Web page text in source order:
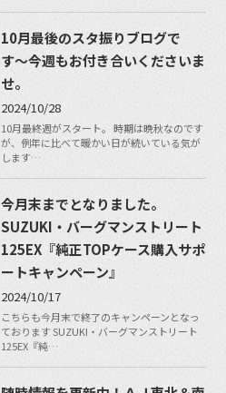
10月最後のスタ振りブログで
す〜今週もお付き合いくださいま
せ。
2024/10/28
10月最終週がスタート。 時期は晩秋なのです
が、例年に比べて暖かい日が続いている気が
します…
今月末までとなりました。
SUZUKI・バーグマンストリート
125EX『純正TOPケース購入サポ
ートキャンペーン』
2024/10/17
こちらも今月末で終了のキャンペーンとなっ
ております SUZUKI・バーグマンストリート
125EX『純…